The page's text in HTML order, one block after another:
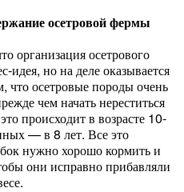
осетровой фермы
организация осетрового
идея, но на деле оказывается
что осетровые породы очень
чем начать нереститься
происходит в возрасте 10-
— в 8 лет. Все это
нужно хорошо кормить и
они исправно прибавляли